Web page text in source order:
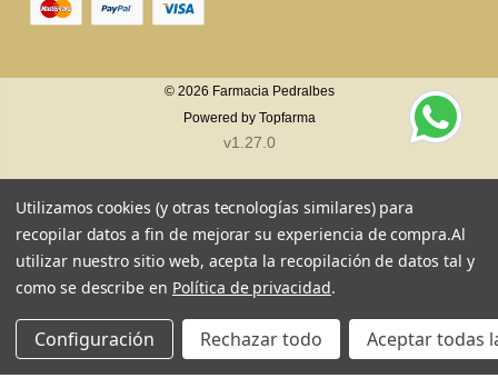
© 2026 Farmacia Pedralbes
Powered by Topfarma
v1.27.0
Utilizamos cookies (y otras tecnologías similares) para
recopilar datos a fin de mejorar su experiencia de compra.Al
utilizar nuestro sitio web, acepta la recopilación de datos tal y
como se describe en Política de privacidad.
Configuración Rechazar todo Aceptar todas